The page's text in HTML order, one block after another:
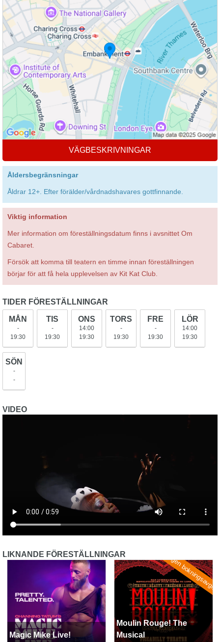
VÄGBESKRIVNINGAR
Åldersbegränsningar
Åldrar 12+. Efter förälder/vårdnadshavares gottfinnande.
Viktig information
Mer information om föreställningsdatum finns i avsnittet Om
Cabaret.
Försök att komma till teatern en timme innan föreställningen
börjar för att få hela upplevelsen av Kit Kat Club.
TIDER FÖRESTÄLLNINGAR
MÅN
-
19:30
TIS
-
19:30
ONS
14:00
19:30
TORS
-
19:30
FRE
-
19:30
LÖR
14:00
19:30
SÖN
-
-
VIDEO
LIKNANDE FÖRESTÄLLNINGAR
Magic Mike Live!
Moulin Rouge! The Musical
Ingen bokningsavgift
Moulin Rouge! The
Musical